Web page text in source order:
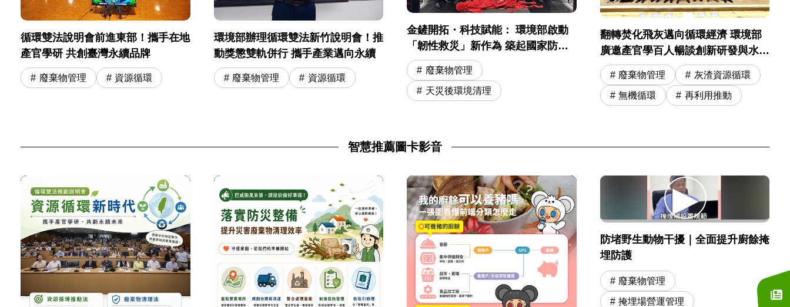
循環雙法說明會前進東部！攜手在地
產官學研 共創臺灣永續品牌
廢棄物管理 資源循環
環境部辦理循環雙法新竹說明會！推
動獎懲雙軌併行 攜手產業邁向永續
廢棄物管理 資源循環
金鏟開拓・科技賦能： 環境部啟動
「韌性救災」新作為 築起國家防災
安全網
廢棄物管理
天災後環境清理
翻轉焚化飛灰邁向循環經濟 環境部
廣邀產官學百人暢談創新研發與水洗
運營精進
廢棄物管理 灰渣資源循環
無機循環 再利用推動
智慧推薦圖卡影音
防堵野生動物干擾｜全面提升廚餘掩
埋防護
廢棄物管理
掩埋場營運管理